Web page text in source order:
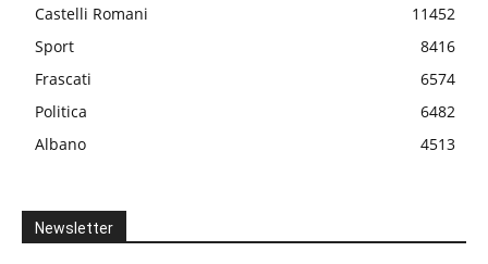
Castelli Romani
11452
Sport
8416
Frascati
6574
Politica
6482
Albano
4513
Newsletter